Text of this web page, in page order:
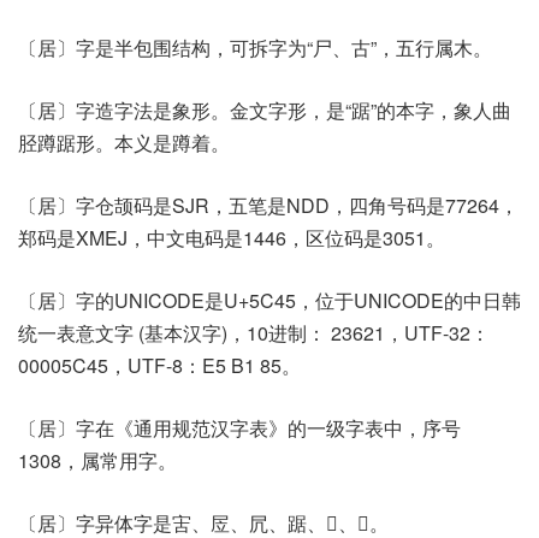
〔居〕字是半包围结构，可拆字为“尸、古”，五行属木。
〔居〕字造字法是象形。金文字形，是“踞”的本字，象人曲
胫蹲踞形。本义是蹲着。
〔居〕字仓颉码是SJR，五笔是NDD，四角号码是77264，
郑码是XMEJ，中文电码是1446，区位码是3051。
〔居〕字的UNICODE是U+5C45，位于UNICODE的中日韩
统一表意文字 (基本汉字)，10进制： 23621，UTF-32：
00005C45，UTF-8：E5 B1 85。
〔居〕字在《通用规范汉字表》的一级字表中，序号
1308，属常用字。
〔居〕字异体字是㝒、㞐、凥、踞、𡨢、𧿃。